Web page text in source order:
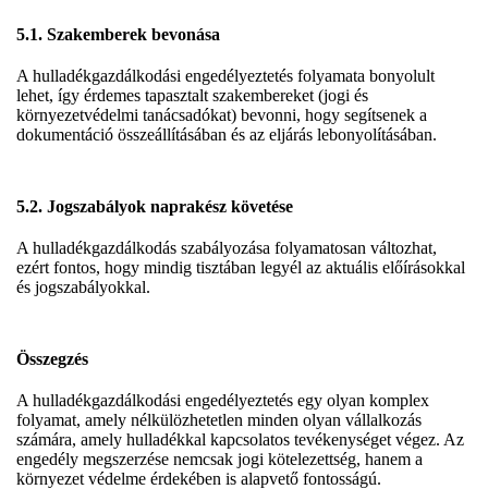
5.1. Szakemberek bevonása
A hulladékgazdálkodási engedélyeztetés folyamata bonyolult
lehet, így érdemes tapasztalt szakembereket (jogi és
környezetvédelmi tanácsadókat) bevonni, hogy segítsenek a
dokumentáció összeállításában és az eljárás lebonyolításában.
5.2. Jogszabályok naprakész követése
A hulladékgazdálkodás szabályozása folyamatosan változhat,
ezért fontos, hogy mindig tisztában legyél az aktuális előírásokkal
és jogszabályokkal.
Összegzés
A hulladékgazdálkodási engedélyeztetés egy olyan komplex
folyamat, amely nélkülözhetetlen minden olyan vállalkozás
számára, amely hulladékkal kapcsolatos tevékenységet végez. Az
engedély megszerzése nemcsak jogi kötelezettség, hanem a
környezet védelme érdekében is alapvető fontosságú.